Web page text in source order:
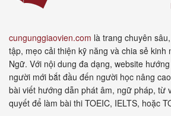
cungunggiaovien.com là trang chuyên
tập, mẹo cải thiện kỹ năng và chia sẻ kinh
Ngữ. Với nội dung đa dạng, website
người mới bắt đầu đến người học nâng
bài viết hướng dẫn phát âm, ngữ pháp, từ
quyết để làm bài thi TOEIC, IELTS, hoặc